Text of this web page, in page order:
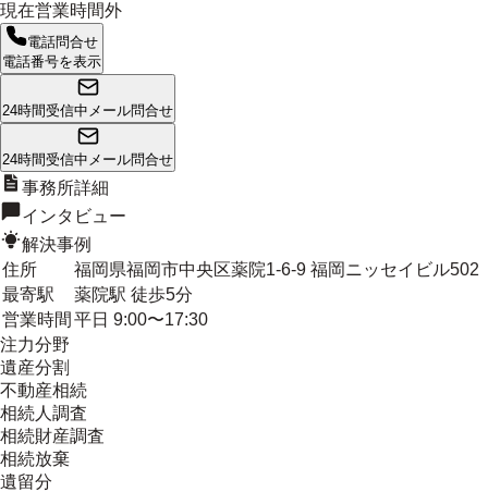
現在営業時間外
電話問合せ
電話番号を表示
24時間受信中 メール問合せ
24時間受信中 メール問合せ
事務所詳細
インタビュー
解決事例
住所
福岡県福岡市中央区薬院1-6-9 福岡ニッセイビル502
最寄駅
薬院駅 徒歩5分
営業時間 平日 9:00〜17:30
注力分野
遺産分割
不動産相続
相続人調査
相続財産調査
相続放棄
遺留分